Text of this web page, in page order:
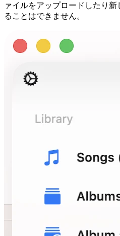
ァイルをアップロードしたり
ることはできません。